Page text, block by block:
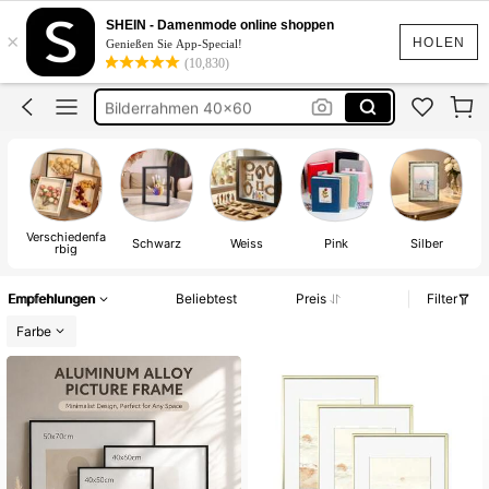
HOLEN
×
SHEIN - Damenmode online shoppen
Genießen Sie App-Special!
(10,830)
Bilderrahmen
Bilderrahmen 50×70
Bilderrahmen 40x60
Bilderrahmen 40×60
Bilderrahmen
Verschiedenfa
rbig Schwarz Weiss Pink Silber
Empfehlungen Beliebtest Preis
Filter
Farbe